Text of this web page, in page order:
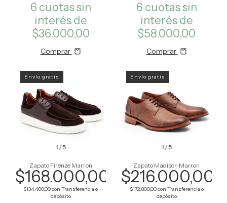
6 cuotas sin
interés de
$36.000,00
Comprar
6 cuotas sin
interés de
$58.000,00
Comprar
1 /5
Envío gratis
Zapato Firenze Marron
$168.000,00
$134.400,00con Transferencia o
depósito
1 /5
Envío gratis
Zapato Madison Marron
$216.000,00
$172.800,00con Transferencia o
depósito